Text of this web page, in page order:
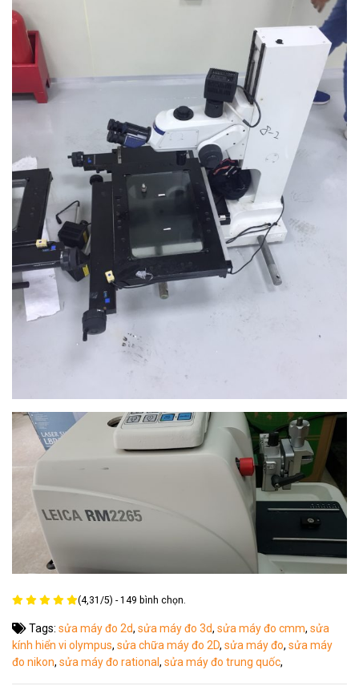
(4,31 /5) -149 bình chọn.
Tags: sửa máy đo 2d, sửa máy đo 3d, sửa máy đo cmm, sửa
kính hiển vi olympus, sửa chữa máy đo 2D, sửa máy đo, sửa máy
đo nikon, sửa máy đo rational, sửa máy đo trung quốc,